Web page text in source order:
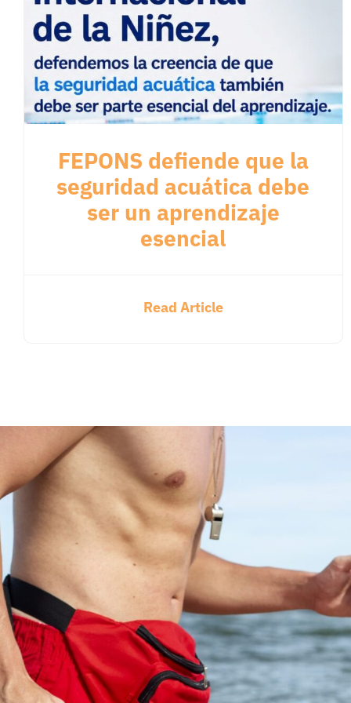
FEPONS defiende que la
seguridad acuática debe
ser un aprendizaje
esencial
Read Article